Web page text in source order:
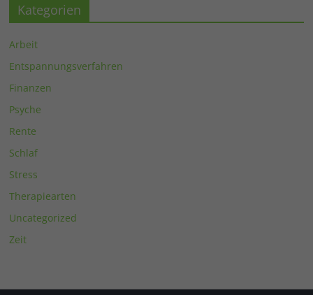
Kategorien
Arbeit
Entspannungsverfahren
Finanzen
Psyche
Rente
Schlaf
Stress
Therapiearten
Uncategorized
Zeit